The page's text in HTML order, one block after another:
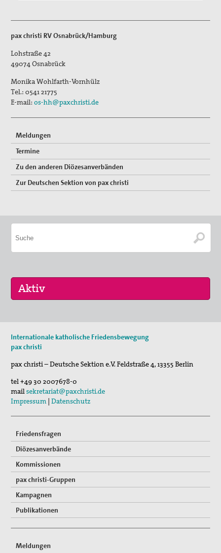
pax christi RV Osnabrück/Hamburg
Lohstraße 42
49074Osnabrück
Monika Wohlfarth-Vornhülz
Tel.:0541 21775
E-mail:os-hh@paxchristi.de
Meldungen
Termine
Zu den anderen Diözesanverbänden
Zur Deutschen Sektion von pax christi
pc bewegt - Gräber erzählen
Schweige und höre...
Internationale katholische Friedensbewegung
pax christi
pax christi – Deutsche Sektion e.V.Feldstraße 4,13355 Berlin
tel+49 30 2007678-0
mailsekretariat@paxchristi.de
Impressum |Datenschutz
Friedensfragen
Diözesanverbände
Kommissionen
pax christi-Gruppen
Kampagnen
Publikationen
Meldungen